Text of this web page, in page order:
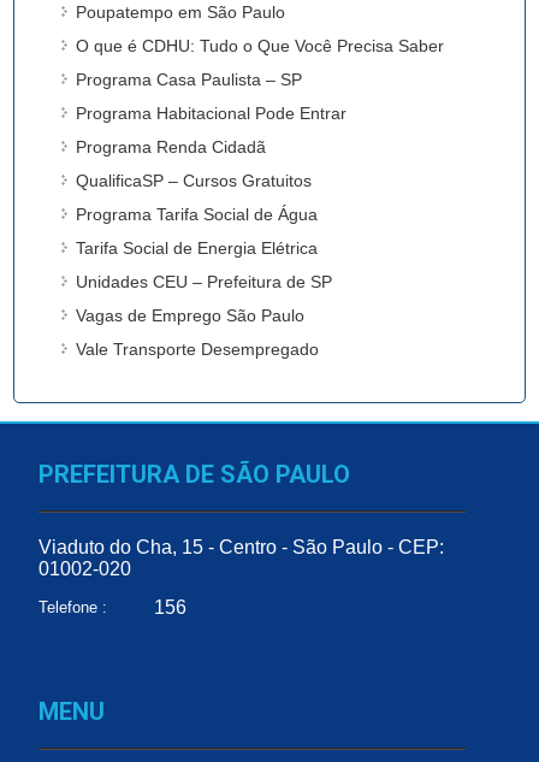
Poupatempo em São Paulo
O que é CDHU: Tudo o Que Você Precisa Saber
Programa Casa Paulista – SP
Programa Habitacional Pode Entrar
Programa Renda Cidadã
QualificaSP – Cursos Gratuitos
Programa Tarifa Social de Água
Tarifa Social de Energia Elétrica
Unidades CEU – Prefeitura de SP
Vagas de Emprego São Paulo
Vale Transporte Desempregado
PREFEITURA DE SÃO PAULO
Viaduto do Cha, 15 - Centro - São Paulo - CEP:
01002-020
Telefone : 156
MENU